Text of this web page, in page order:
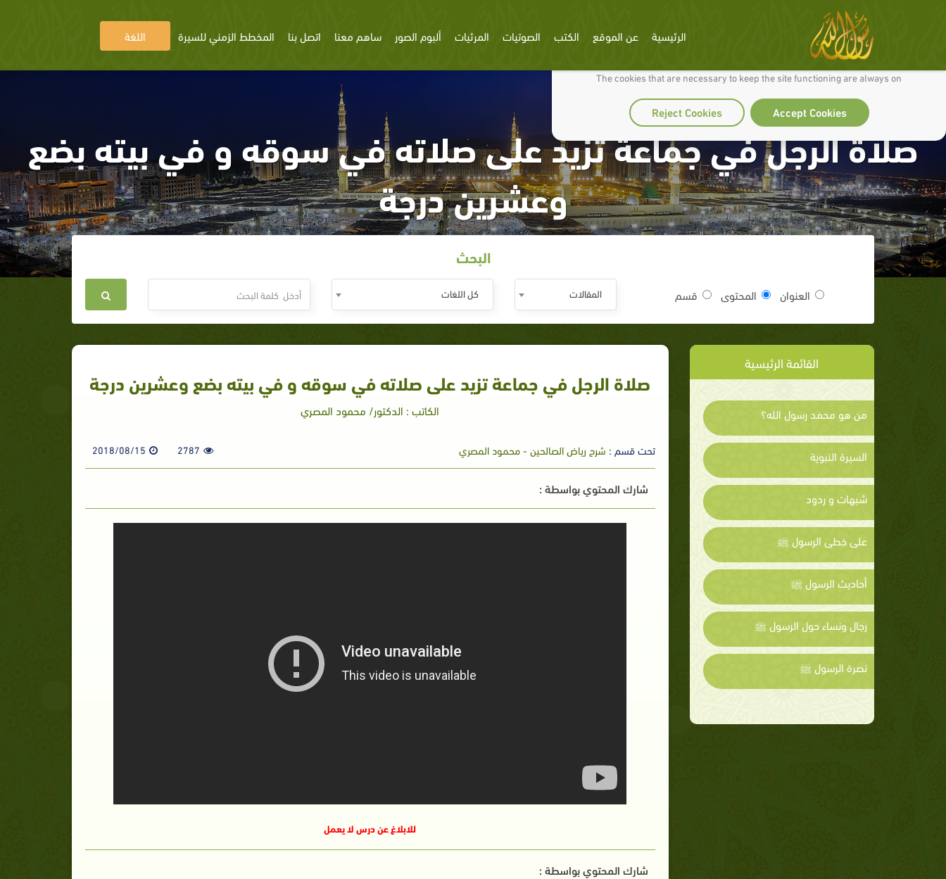
We use cookies to make our site work well for you and so we can continually improve it.
The cookies that are necessary to keep the site functioning are always on
Accept Cookies
Reject Cookies
الرئيسية عن الموقع الكتب الصوتيات المرئيات ألبوم الصور ساهم معنا اتصل بنا المخطط الزمني للسيرة اللغة
صلاة الرجل في جماعة تزيد على صلاته في سوقه و في بيته بضع
وعشرين درجة
البحث
العنوان المحتوى قسم المقالات كل اللغات
القائمة الرئيسية
من هو محمد رسول الله؟
السيرة النبوية
شبهات و ردود
على خطى الرسول ﷺ
أحاديث الرسول ﷺ
رجال ونساء حول الرسول ﷺ
نصرة الرسول ﷺ
صلاة الرجل في جماعة تزيد على صلاته في سوقه و في بيته بضع وعشرين درجة
الكاتب : الدكتور/ محمود المصري
تحت قسم : شرح رياض الصالحين - محمود المصري 2787
2018/08/15
شارك المحتوي بواسطة :
للابلاغ عن درس لا يعمل
شارك المحتوي بواسطة :